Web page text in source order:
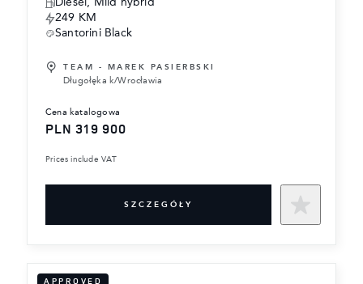
Diesel, Mild hybrid
249 KM
Santorini Black
TEAM - MAREK PASIERBSKI
Długołęka k/Wrocławia
cena katalogowa
PLN 319 900
Prices include VAT
SZCZEGÓŁY
APPROVED